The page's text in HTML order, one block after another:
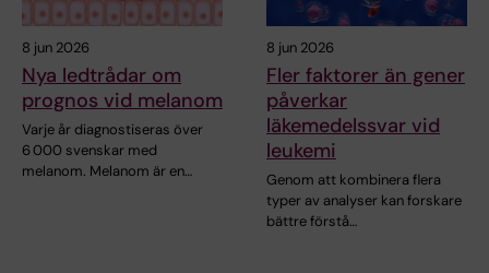
8 jun 2026
Nya ledtrådar om
prognos vid melanom
Varje år diagnostiseras över
6 000 svenskar med
melanom. Melanom är en…
8 jun 2026
Fler faktorer än gener
påverkar
läkemedelssvar vid
leukemi
Genom att kombinera flera
typer av analyser kan forskare
bättre förstå…